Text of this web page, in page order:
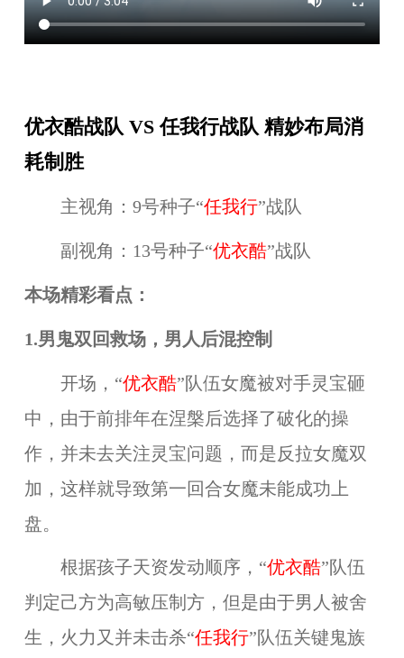
优衣酷战队 VS 任我行战队 精妙布局消
耗制胜
主视角：9号种子“任我行”战队
副视角：13号种子“优衣酷”战队
本场精彩看点：
1.男鬼双回救场，男人后混控制
开场，“优衣酷”队伍女魔被对手灵宝砸
中，由于前排年在涅槃后选择了破化的操
作，并未去关注灵宝问题，而是反拉女魔双
加，这样就导致第一回合女魔未能成功上
盘。
根据孩子天资发动顺序，“优衣酷”队伍
判定己方为高敏压制方，但是由于男人被舍
生，火力又并未击杀“任我行”队伍关键鬼族